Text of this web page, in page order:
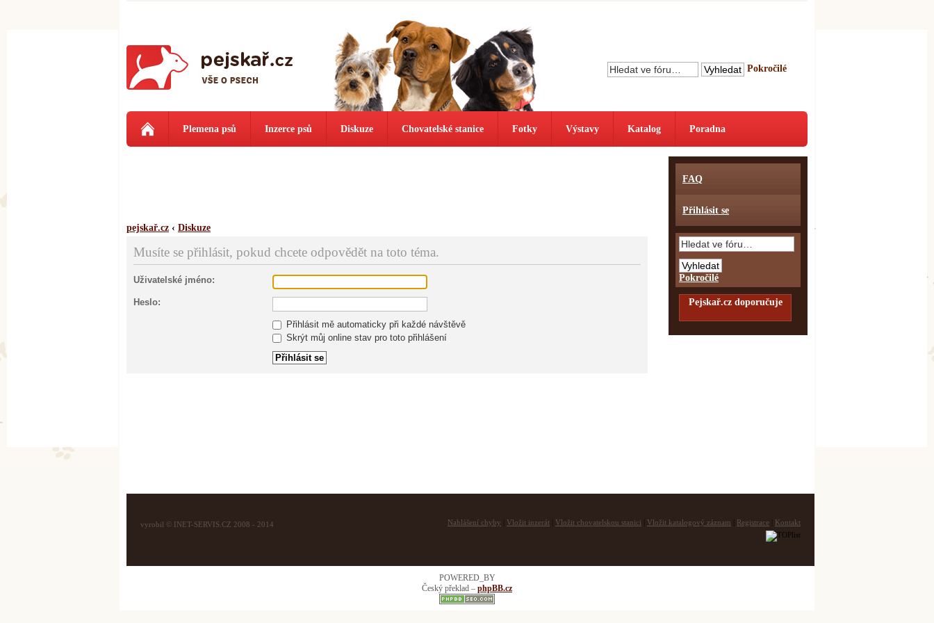
Pokročilé
Plemena psů Inzerce psů Diskuze Chovatelské stanice Fotky Výstavy Katalog Poradna
pejskař.cz ‹ Diskuze
Musíte se přihlásit, pokud chcete odpovědět na toto téma.
Uživatelské jméno:
Heslo:
Přihlásit mě automaticky při každé návštěvě
Skrýt můj online stav pro toto přihlášení
FAQ
Přihlásit se
Pokročilé
Pejskař.cz doporučuje
vyrobil © INET-SERVIS.CZ 2008 - 2014 Nahlášení chyby Vložit inzerát Vložit chovatelskou stanici Vložit katalogový záznam Registrace Kontakt
POWERED_BY
Český překlad – phpBB.cz